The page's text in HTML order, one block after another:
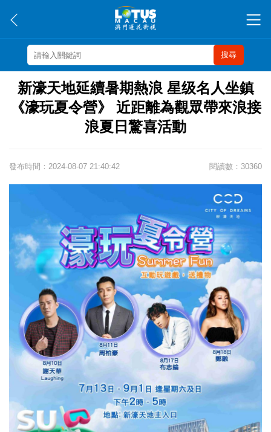
搜尋
新濠天地延續暑期熱浪 星级名人坐鎮
《濠玩夏令營》 近距離為觀眾帶來浪接
浪夏日驚喜活動
發布時間：2024-08-07 21:40:42 閱讀數：30360